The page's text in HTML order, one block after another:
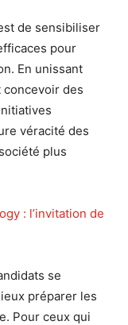
de sensibiliser
pour
En unissant
des
véracité des
plus
: l’invitation de
se
préparer les
Pour ceux qui